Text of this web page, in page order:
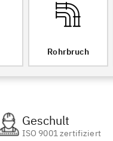
Rohrbruch
Geschult
ISO 9001 zertifiziert